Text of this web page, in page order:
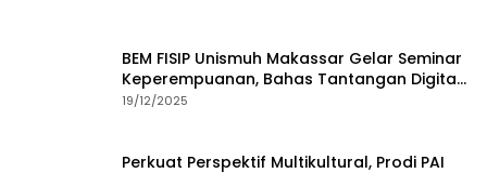
BEM FISIP Unismuh Makassar Gelar Seminar
Keperempuanan, Bahas Tantangan Digital
dan Budaya Lokal
19/12/2025
Perkuat Perspektif Multikultural, Prodi PAI